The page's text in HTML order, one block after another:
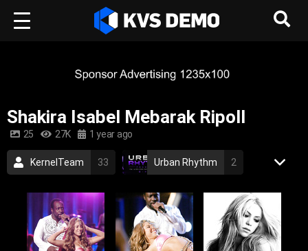
Shakira Isabel Mebarak Ripoll
25 27K 1 year ago
KernelTeam 33 Urban Rhythm 2
Shakira 1 Pop Music shakira